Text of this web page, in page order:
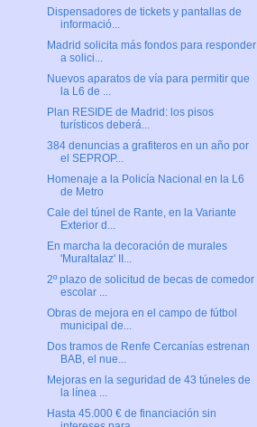
Dispensadores de tickets y pantallas de
informació...
Madrid solicita más fondos para responder
a solici...
Nuevos aparatos de vía para permitir que
la L6 de ...
Plan RESIDE de Madrid: los pisos
turísticos deberá...
384 denuncias a grafiteros en un año por
el SEPROP...
Homenaje a la Policía Nacional en la L6
de Metro
Cale del túnel de Rante, en la Variante
Exterior d...
En marcha la decoración de murales
'Muraltalaz' II...
2º plazo de solicitud de becas de comedor
escolar ...
Obras de mejora en el campo de fútbol
municipal de...
Dos tramos de Renfe Cercanías estrenan
BAB, el nue...
Mejoras en la seguridad de 43 túneles de
la línea ...
Hasta 45.000 € de financiación sin